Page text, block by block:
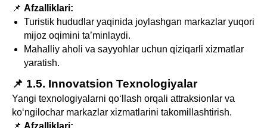
📌 Afzalliklari:
Turistik hududlar yaqinida joylashgan markazlar yuqori
mijoz oqimini ta’minlaydi.
Mahalliy aholi va sayyohlar uchun qiziqarli xizmatlar
yaratish.
📌 1.5. Innovatsion Texnologiyalar
Yangi texnologiyalarni qo‘llash orqali attraksionlar va
ko‘ngilochar markazlar xizmatlarini takomillashtirish.
📌 Afzalliklari: